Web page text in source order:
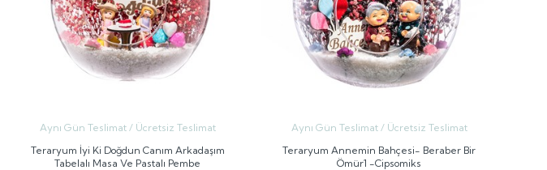
Aynı Gün Teslimat / Ücretsiz Teslimat
Teraryum İyi Ki Doğdun Canım Arkadaşım
Tabelalı Masa Ve Pastalı Pembe
Aynı Gün Teslimat / Ücretsiz Teslimat
Teraryum Annemin Bahçesi- Beraber Bir
Ömür1 -Cipsomiks